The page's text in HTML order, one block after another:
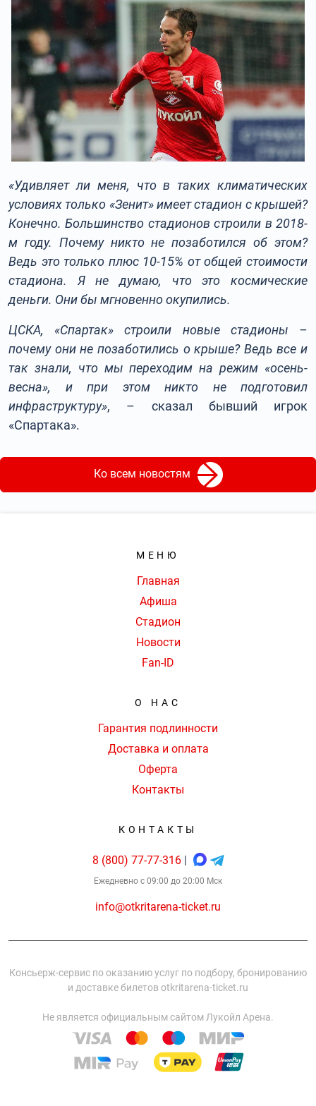
«Удивляет ли меня, что в таких климатических
условиях только «Зенит» имеет стадион с крышей?
Конечно. Большинство стадионов строили в 2018-
м году. Почему никто не позаботился об этом?
Ведь это только плюс 10-15% от общей стоимости
стадиона. Я не думаю, что это космические
деньги. Они бы мгновенно окупились.
ЦСКА, «Спартак» строили новые стадионы –
почему они не позаботились о крыше? Ведь все и
так знали, что мы переходим на режим «осень-
весна», и при этом никто не подготовил
инфраструктуру», – сказал бывший игрок
«Спартака».
Ко всем новостям
МЕНЮ
Главная
Афиша
Стадион
Новости
Fan-ID
О НАС
Гарантия подлинности
Доставка и оплата
Оферта
Контакты
КОНТАКТЫ
8 (800) 77-77-316 |
Ежедневно с 09:00 до 20:00 Мск
info@otkritarena-ticket.ru
Консьерж-сервис по оказанию услуг по подбору, бронированию
и доставке билетов otkritarena-ticket.ru
Не является официальным сайтом Лукойл Арена.